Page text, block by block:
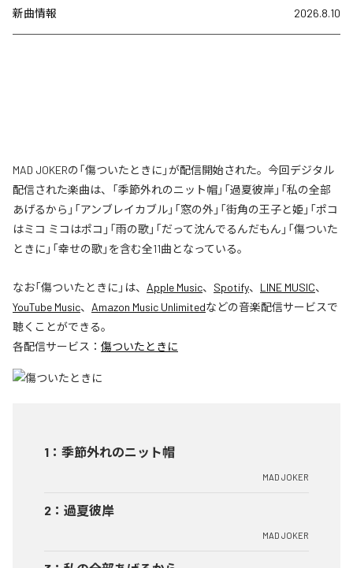
新曲情報 2026.8.10
MAD JOKERの「傷ついたときに」が配信開始された。今回デジタル
配信された楽曲は、「季節外れのニット帽」「過夏彼岸」「私の全部
あげるから」「アンブレイカブル」「窓の外」「街角の王子と姫」「ポコ
はミコ ミコはポコ」「雨の歌」「だって沈んでるんだもん」「傷ついた
ときに」「幸せの歌」を含む全11曲となっている。
なお「傷ついたときに 」は、 Apple Music、 Spotify、 LINE MUSIC、
YouTube Music、 Amazon Music Unlimitedなどの音楽配信サービスで
聴くことができる。
各配信サービス： 傷ついたときに
1 ： 季節外れのニット帽
MAD JOKER
2 ： 過夏彼岸
MAD JOKER